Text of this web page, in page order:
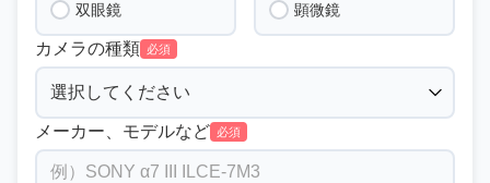
双眼鏡 顕微鏡
カメラの種類 必須
メーカー、モデルなど 必須